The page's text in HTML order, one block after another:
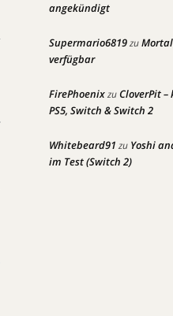
angekündigt
Supermario6819zu
verfügbar
FirePhoenixzuCloverPit –
PS5, Switch & Switch 2
Whitebeard91 zu Yoshi
im Test (Switch 2)